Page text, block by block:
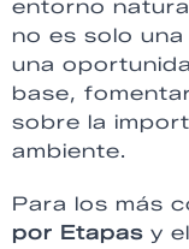
entorno
no es solo
una
base,
sobre la
ambiente.
Para los más
por Etapas y el